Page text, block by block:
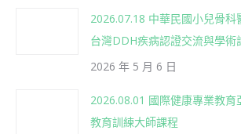
2026.07.18 中華民國小兒骨
台灣DDH疾病認證交流與學術
2026 年 5 月 6 日
2026.08.01 國際健康專業教
教育訓練大師課程